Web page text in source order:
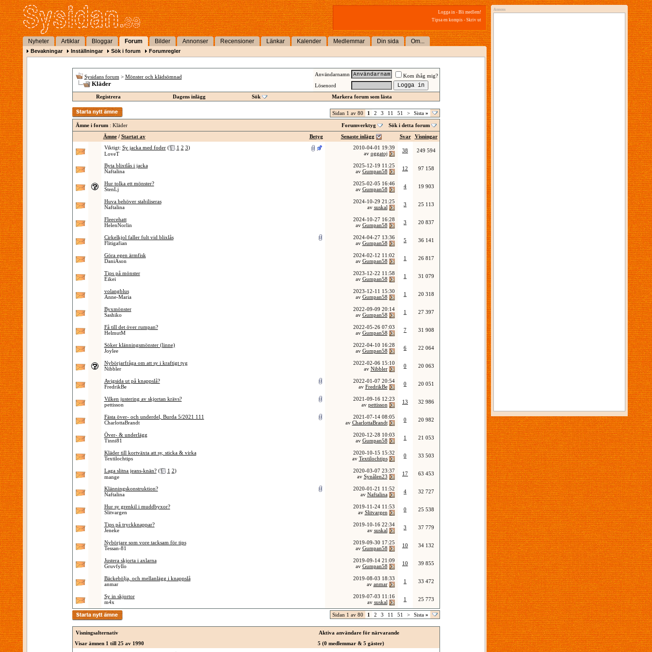
Logga in - Bli medlem!
Tipsa en kompis - Skriv ut
Nyheter Artiklar Bloggar Forum Bilder Annonser Recensioner Länkar Kalender Medlemmar Din sida Om...
Bevakningar Inställningar Sök i forum Forumregler
Sysidans forum > Mönster och klädsömnad
Kläder
Användarnamn
Kom ihåg mig?
Lösenord
Registrera
Dagens inlägg Sök Markera forum som lästa
Sidan 1 av 80 1 2 3 11 51 > Sista »
Ämne i forum: Kläder Forumverktyg
Sök i detta forum
Betyg
Ämne/ Startat av Senaste inlägg Svar
Visningar
Viktigt: Sy jacka med foder ( 1 2 3)
LoveT
2010-04-01 19:39
av oggatoj 38 249 594
Byta blixtlås i jacka
Naftalina
2025-12-19 11:25
av Gumpan58 12 97 158
Hur tolka ett mönster?
StenLj
2025-02-05 16:46
av Gumpan58 4 19 903
Huva behöver stabiliseras
Naftalina
2024-10-29 21:25
av suskal 3 25 113
Fleecehatt
HelenNorlin
2024-10-27 16:28
av Gumpan58 3 20 837
Cirkelkjol faller fult vid blixlås
Flitigafian
2024-04-27 13:36
av Gumpan58 5 36 141
Göra egen ärmfisk
DaniAson
2024-02-12 11:02
av Gumpan58 1 26 817
Tips på mönster
Eikei
2023-12-22 11:58
av Gumpan58 1 31 079
volangblus
Anne-Maria
2023-12-11 15:30
av Gumpan58 1 20 318
Byxmönster
Sashiko
2022-09-09 20:14
av Gumpan58 1 27 397
Få till det över rumpan?
HelmutM
2022-05-26 07:03
av Gumpan58 7 31 908
Söker klänningsmönster (linne)
Joylee
2022-04-10 16:28
av Gumpan58 6 22 064
Nybörjarfråga om att sy i kraftigt tyg
Nibbler
2022-02-06 15:10
av Nibbler 0 20 063
Avigsida ut på knappslå?
FredrikBe
2022-01-07 20:54
av FredrikBe 0 20 051
Vilken justering av skjortan krävs?
pettisson
2021-09-16 12:23
av pettisson 13 32 986
Fästa över- och underdel, Burda 5/2021 111
CharlottaBrandt
2021-07-14 08:05
av CharlottaBrandt 0 20 982
Över- & underlägg
Tinni81
2020-12-28 10:03
av Gumpan58 1 21 053
Kläder till kortväxta att sy, sticka & virka
Textilochtips
2020-10-15 15:32
av Textilochtips 0 33 503
Laga slitna jeans-knän? ( 1 2)
mange
2020-03-07 23:37
av Synålen23 17 63 453
Klänningskonstruktion?
Naftalina
2020-01-21 11:52
av Naftalina 4 32 727
Hur sy grenkil i muddbyxor?
Slitvargen
2019-11-24 11:53
av Slitvargen 0 25 538
Tips på tryckknappar?
Jeneke
2019-10-16 22:34
av suskal 3 37 779
Nybörjare som vore tacksam för tips
Tessan-81
2019-09-30 17:25
av Gumpan58 10 34 132
Justera skjorta i axlarna
Gruvfyllo
2019-09-14 21:09
av Gumpan58 10 39 855
Bäckebölja, och mellanlägg i knappslå
anmar
2019-08-03 18:33
av anmar 1 33 472
Sy in skjortor
m4x
2019-07-03 11:16
av suskal 1 25 773
Sidan 1 av 80 1 2 3 11 51 > Sista »
Visningsalternativ
Aktiva användare för närvarande
Visar ämnen 1 till 25 av 1990
5 (0 medlemmar & 5 gäster)
Annons